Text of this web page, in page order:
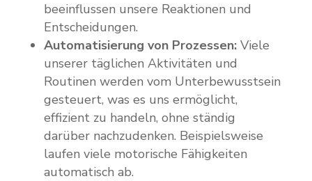
beeinflussen unsere Reaktionen und
Entscheidungen.
Automatisierung von Prozessen:Viele
unserer täglichen Aktivitäten und
Routinen werden vom Unterbewusstsein
gesteuert, was es uns ermöglicht,
effizient zu handeln, ohne ständig
darüber nachzudenken. Beispielsweise
laufen viele motorische Fähigkeiten
automatisch ab.